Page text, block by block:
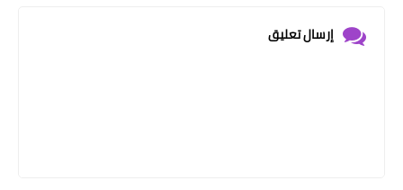
إرسال تعليق